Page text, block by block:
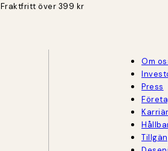
Fraktfritt över 399 kr
Om
Press
Karriär